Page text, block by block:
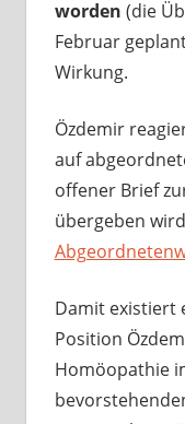
worden (die
Februar
Wirkung.
Özdemir
auf
offener Brief
übergeben
Damit existiert
Position
Homöopathie